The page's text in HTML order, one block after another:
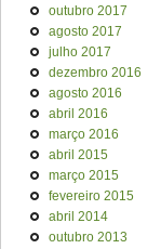
outubro 2017
agosto 2017
julho 2017
dezembro 2016
agosto 2016
abril 2016
março 2016
abril 2015
março 2015
fevereiro 2015
abril 2014
outubro 2013